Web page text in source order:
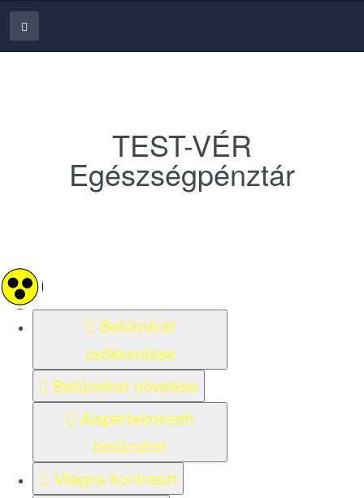
TEST-VÉR
Egészségpénztár
Betűméret
csökkentése
Betűméret növelése
Alapértelmezett
betűméret
Világos kontraszt